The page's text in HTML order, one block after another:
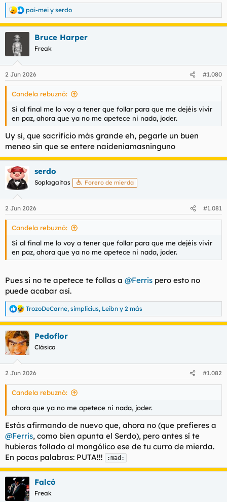
R
e
a
e
s
pai-mei y serdo
Bruce Harper
Freak
2 Jun 2026 #1.080
Candela rebuznó:
Si al final me lo voy a tener que follar para que me dejéis vivir
en paz, ahora que ya no me apetece ni nada, joder.
Uy sí, que sacrificio más grande eh, pegarle un buen
meneo sin que se entere naideniamasninguno
serdo
Soplagaitas Forero de mierda
2 Jun 2026 #1.081
Candela rebuznó:
Si al final me lo voy a tener que follar para que me dejéis vivir
en paz, ahora que ya no me apetece ni nada, joder.
Pues si no te apetece te follas a @Ferris pero esto no
puede acabar así.
R
e
a
c
c
i
e
s
TrozoDeCarne, simplicius, Leibn y 2 más
Pedoflor
Clásico
2 Jun 2026 #1.082
Candela rebuznó:
ahora que ya no me apetece ni nada, joder.
Estás afirmando de nuevo que, ahora no (que prefieres a
@Ferris, como bien apunta el Serdo), pero antes sí te
hubieras follado al mongólico ese de tu curro de mierda.
En pocas palabras: PUTA!!!
:mad:
Falcó
Freak